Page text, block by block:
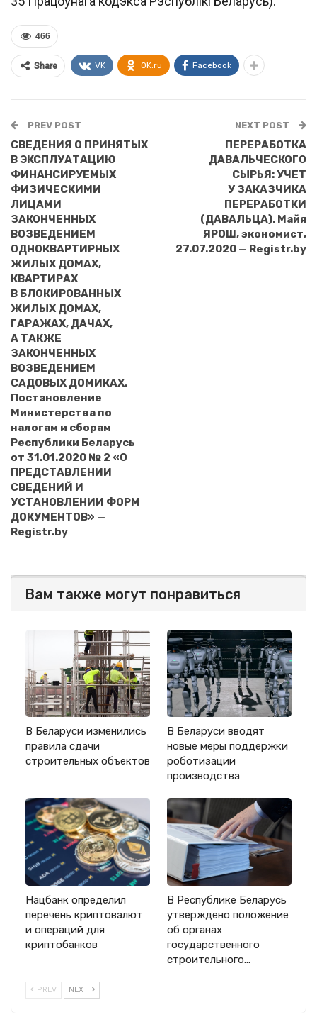
466
Share VK OK.ru Facebook
PREV POST
СВЕДЕНИЯ О ПРИНЯТЫХ
В ЭКСПЛУАТАЦИЮ
ФИНАНСИРУЕМЫХ
ФИЗИЧЕСКИМИ
ЛИЦАМИ
ЗАКОНЧЕННЫХ
ВОЗВЕДЕНИЕМ
ОДНОКВАРТИРНЫХ
ЖИЛЫХ ДОМАХ,
КВАРТИРАХ
В БЛОКИРОВАННЫХ
ЖИЛЫХ ДОМАХ,
ГАРАЖАХ, ДАЧАХ,
А ТАКЖЕ
ЗАКОНЧЕННЫХ
ВОЗВЕДЕНИЕМ
САДОВЫХ ДОМИКАХ.
Постановление
Министерства по
налогам и сборам
Республики Беларусь
от 31.01.2020 № 2 «О
ПРЕДСТАВЛЕНИИ
СВЕДЕНИЙ И
УСТАНОВЛЕНИИ ФОРМ
ДОКУМЕНТОВ» —
Registr.by
NEXT POST
ПЕРЕРАБОТКА
ДАВАЛЬЧЕСКОГО
СЫРЬЯ: УЧЕТ
У ЗАКАЗЧИКА
ПЕРЕРАБОТКИ
(ДАВАЛЬЦА). Майя
ЯРОШ, экономист,
27.07.2020 — Registr.by
Вам также могут понравиться
В Беларуси изменились
правила сдачи
строительных объектов
В Беларуси вводят
новые меры поддержки
роботизации
производства
Нацбанк определил
перечень криптовалют
и операций для
криптобанков
В Республике Беларусь
утверждено положение
об органах
государственного
строительного…
PREV NEXT